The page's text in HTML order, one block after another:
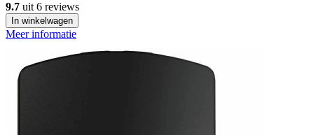
9.7 uit 6 reviews
In winkelwagen
Meer informatie